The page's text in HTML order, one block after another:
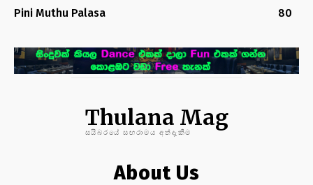
Pini Muthu Palasa
80
Thulana Mag
සයිබරයේ සඟරාමය අත්දැකීම
About Us